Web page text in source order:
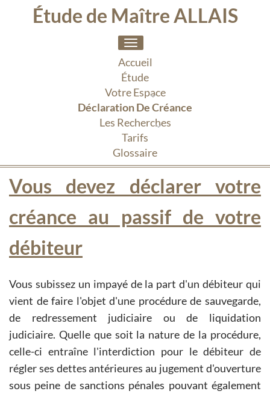
Étude de Maître ALLAIS
Toggle
navigation
Accueil
Étude
Votre Espace
Déclaration De Créance
Les Recherches
Tarifs
Glossaire
Vous devez déclarer votre
créance au passif de votre
débiteur
Vous subissez un impayé de la part d'un débiteur qui
vient de faire l'objet d'une procédure de sauvegarde,
de redressement judiciaire ou de liquidation
judiciaire. Quelle que soit la nature de la procédure,
celle-ci entraîne l'interdiction pour le débiteur de
régler ses dettes antérieures au jugement d'ouverture
sous peine de sanctions pénales pouvant également